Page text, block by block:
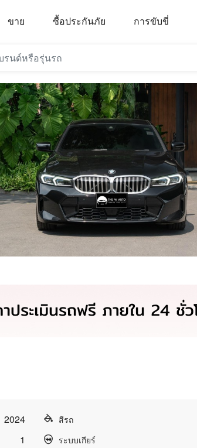
ขาย ซื้อประกันภัย การขับขี่
2024
1
สีรถ
ระบบเกียร์